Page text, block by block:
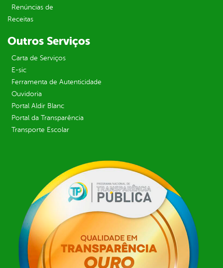
Renúncias de
Receitas
Outros Serviços
Carta de Serviços
E-sic
Ferramenta de Autenticidade
Ouvidoria
Portal Aldir Blanc
Portal da Transparência
Transporte Escolar